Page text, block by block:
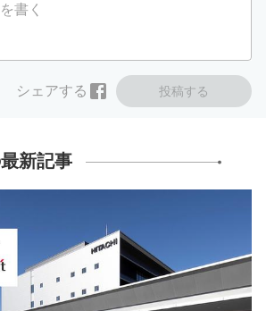
書く
投稿する
シェアする
新記事